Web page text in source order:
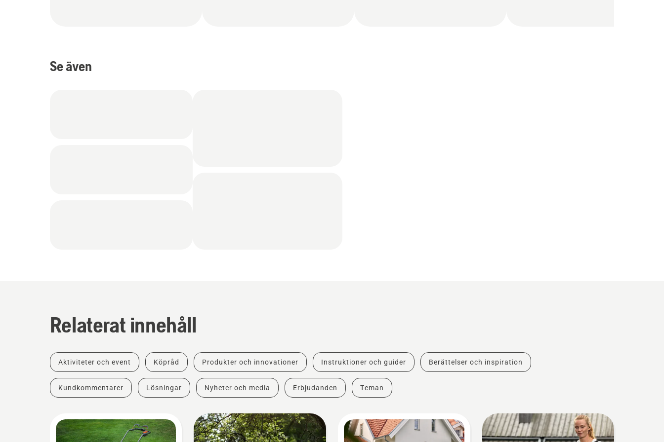
Se även
Relaterat innehåll
Aktiviteter och event Köpråd Produkter och innovationer Instruktioner och guider Berättelser och inspiration
Kundkommentarer Lösningar Nyheter och media Erbjudanden Teman